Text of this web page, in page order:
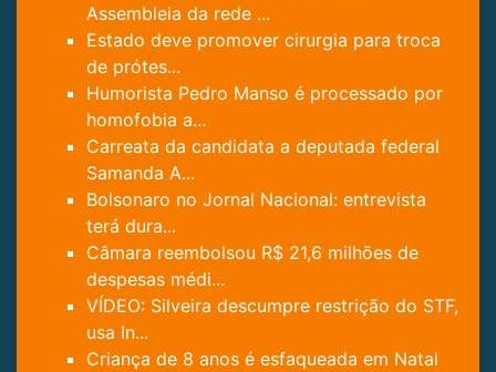
Assembleia da rede ...
Estado deve promover cirurgia para troca
de prótes...
Humorista Pedro Manso é processado por
homofobia a...
Carreata da candidata a deputada federal
Samanda A...
Bolsonaro no Jornal Nacional: entrevista
terá dura...
Câmara reembolsou R$ 21,6 milhões de
despesas médi...
VÍDEO: Silveira descumpre restrição do STF,
usa In...
Criança de 8 anos é esfaqueada em Natal